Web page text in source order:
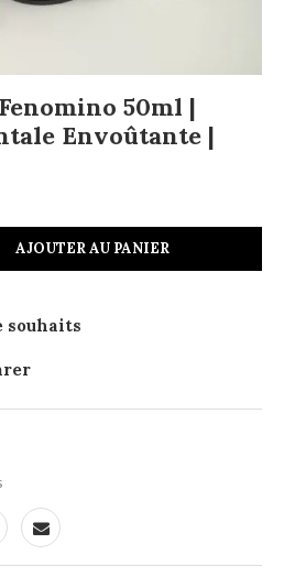
50ml |
Envoûtante |
AJOUTER AU PANIER
souhaits